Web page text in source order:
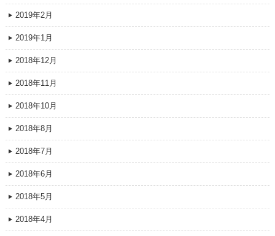
2019年2月
2019年1月
2018年12月
2018年11月
2018年10月
2018年8月
2018年7月
2018年6月
2018年5月
2018年4月